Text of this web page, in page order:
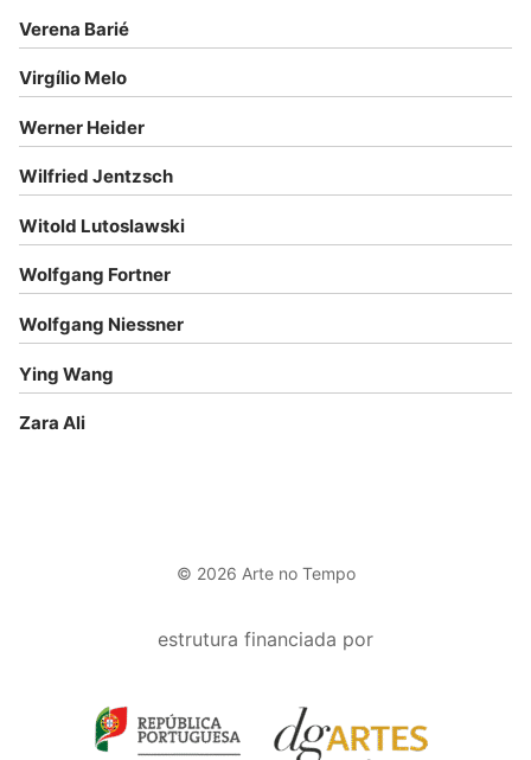
Verena Barié
Virgílio Melo
Werner Heider
Wilfried Jentzsch
Witold Lutoslawski
Wolfgang Fortner
Wolfgang Niessner
Ying Wang
Zara Ali
© 2026 Arte no Tempo
estrutura financiada por